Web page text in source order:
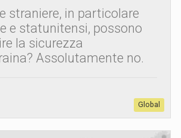
straniere, in particolare
e statunitensi, possono
la sicurezza
Assolutamente no.
Global